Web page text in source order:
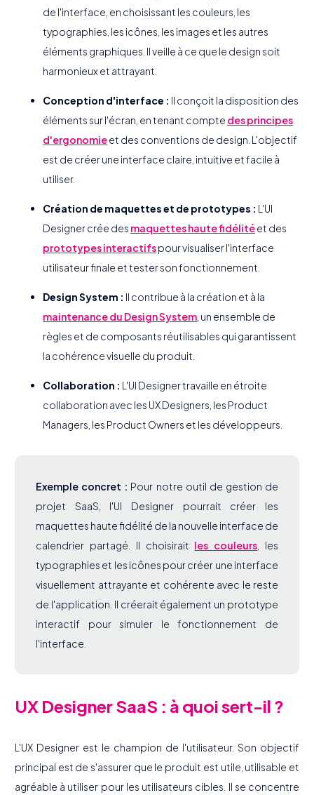
de l'interface, en choisissant les couleurs, les
typographies, les icônes, les images et les autres
éléments graphiques. Il veille à ce que le design soit
harmonieux et attrayant.
Conception d'interface : Il conçoit la disposition des
éléments sur l'écran, en tenant compte des principes
d'ergonomieet des conventions de design. L'objectif
est de créer une interface claire, intuitive et facile à
utiliser.
Création de maquettes et de prototypes : L'UI
Designer crée des maquettes haute fidélitéet des
prototypes interactifspour visualiser l'interface
utilisateur finale et tester son fonctionnement.
Design System : Il contribue à la création et à la
maintenance du Design System , un ensemble de
règles et de composants réutilisables qui garantissent
la cohérence visuelle du produit.
Collaboration : L'UI Designer travaille en étroite
collaboration avec les UX Designers, les Product
Managers, les Product Owners et les développeurs.
Exemple concret : Pour notre outil de gestion de
projet SaaS, l'UI Designer pourrait créer les
maquettes haute fidélité de la nouvelle interface de
calendrier partagé. Il choisirait les couleurs , les
typographies et les icônes pour créer une interface
visuellement attrayante et cohérente avec le reste
de l'application. Il créerait également un prototype
interactif pour simuler le fonctionnement de
l'interface.
UX Designer SaaS : à quoi sert-il ?
L'UX Designer est le champion de l'utilisateur. Son objectif
principal est de s'assurer que le produit est utile, utilisable et
agréable à utiliser pour les utilisateurs cibles. Il se concentre